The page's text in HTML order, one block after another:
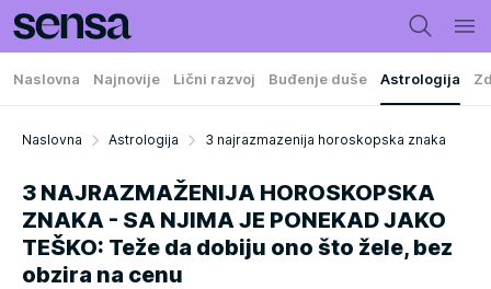
Naslovna Najnovije Lični razvoj Buđenje duše Astrologija
Naslovna Astrologija 3 najrazmazenija horoskopska znaka
3 NAJRAZMAŽENIJA HOROSKOPSKA
ZNAKA - SA NJIMA JE PONEKAD JAKO
TEŠKO: Teže da dobiju ono što žele, bez
obzira na cenu